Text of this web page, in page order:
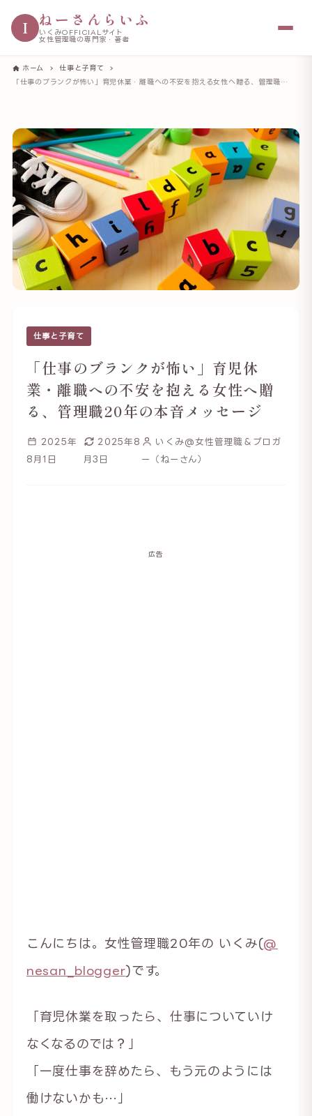
I ねーさんらいふ
いくみOFFICIALサイト
女性管理職の専門家・著者
ホーム
仕事と子育て
「仕事のブランクが怖い」育児休業・離職への不安を抱える女性へ贈る、管理職20年の本音メッセージ
仕事と子育て
「仕事のブランクが怖い」育児休
業・離職への不安を抱える女性へ贈
る、管理職20年の本音メッセージ
2025年
8月1日
2025年8
月3日
いくみ@女性管理職＆ブロガ
ー（ねーさん）
広告
こんにちは。女性管理職20年の いくみ(@
nesan_blogger)です。
「育児休業を取ったら、仕事についていけ
なくなるのでは？」
「一度仕事を辞めたら、もう元のようには
働けないかも…」